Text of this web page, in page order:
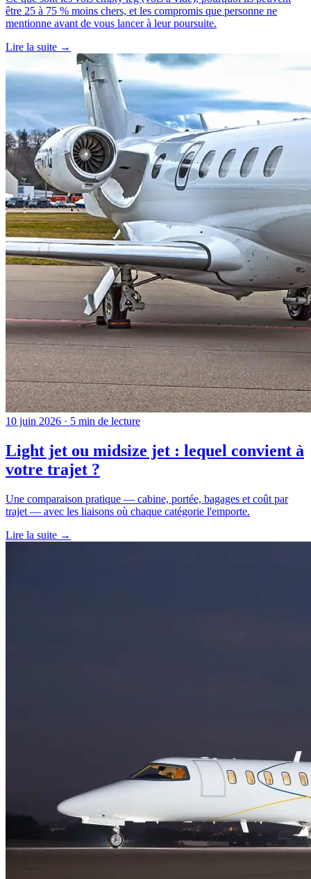
être 25 à 75 % moins chers, et les compromis que personne ne
mentionne avant de vous lancer à leur poursuite.
Lire la suite →
10 juin 2026 · 5 min de lecture
Light jet ou midsize jet : lequel convient à
votre trajet ?
Une comparaison pratique — cabine, portée, bagages et coût par
trajet — avec les liaisons où chaque catégorie l'emporte.
Lire la suite →